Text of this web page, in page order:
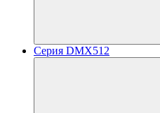
Серия DMX512